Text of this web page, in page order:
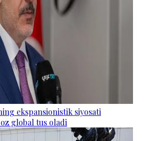
ekspansionistik siyosati
global tus oladi